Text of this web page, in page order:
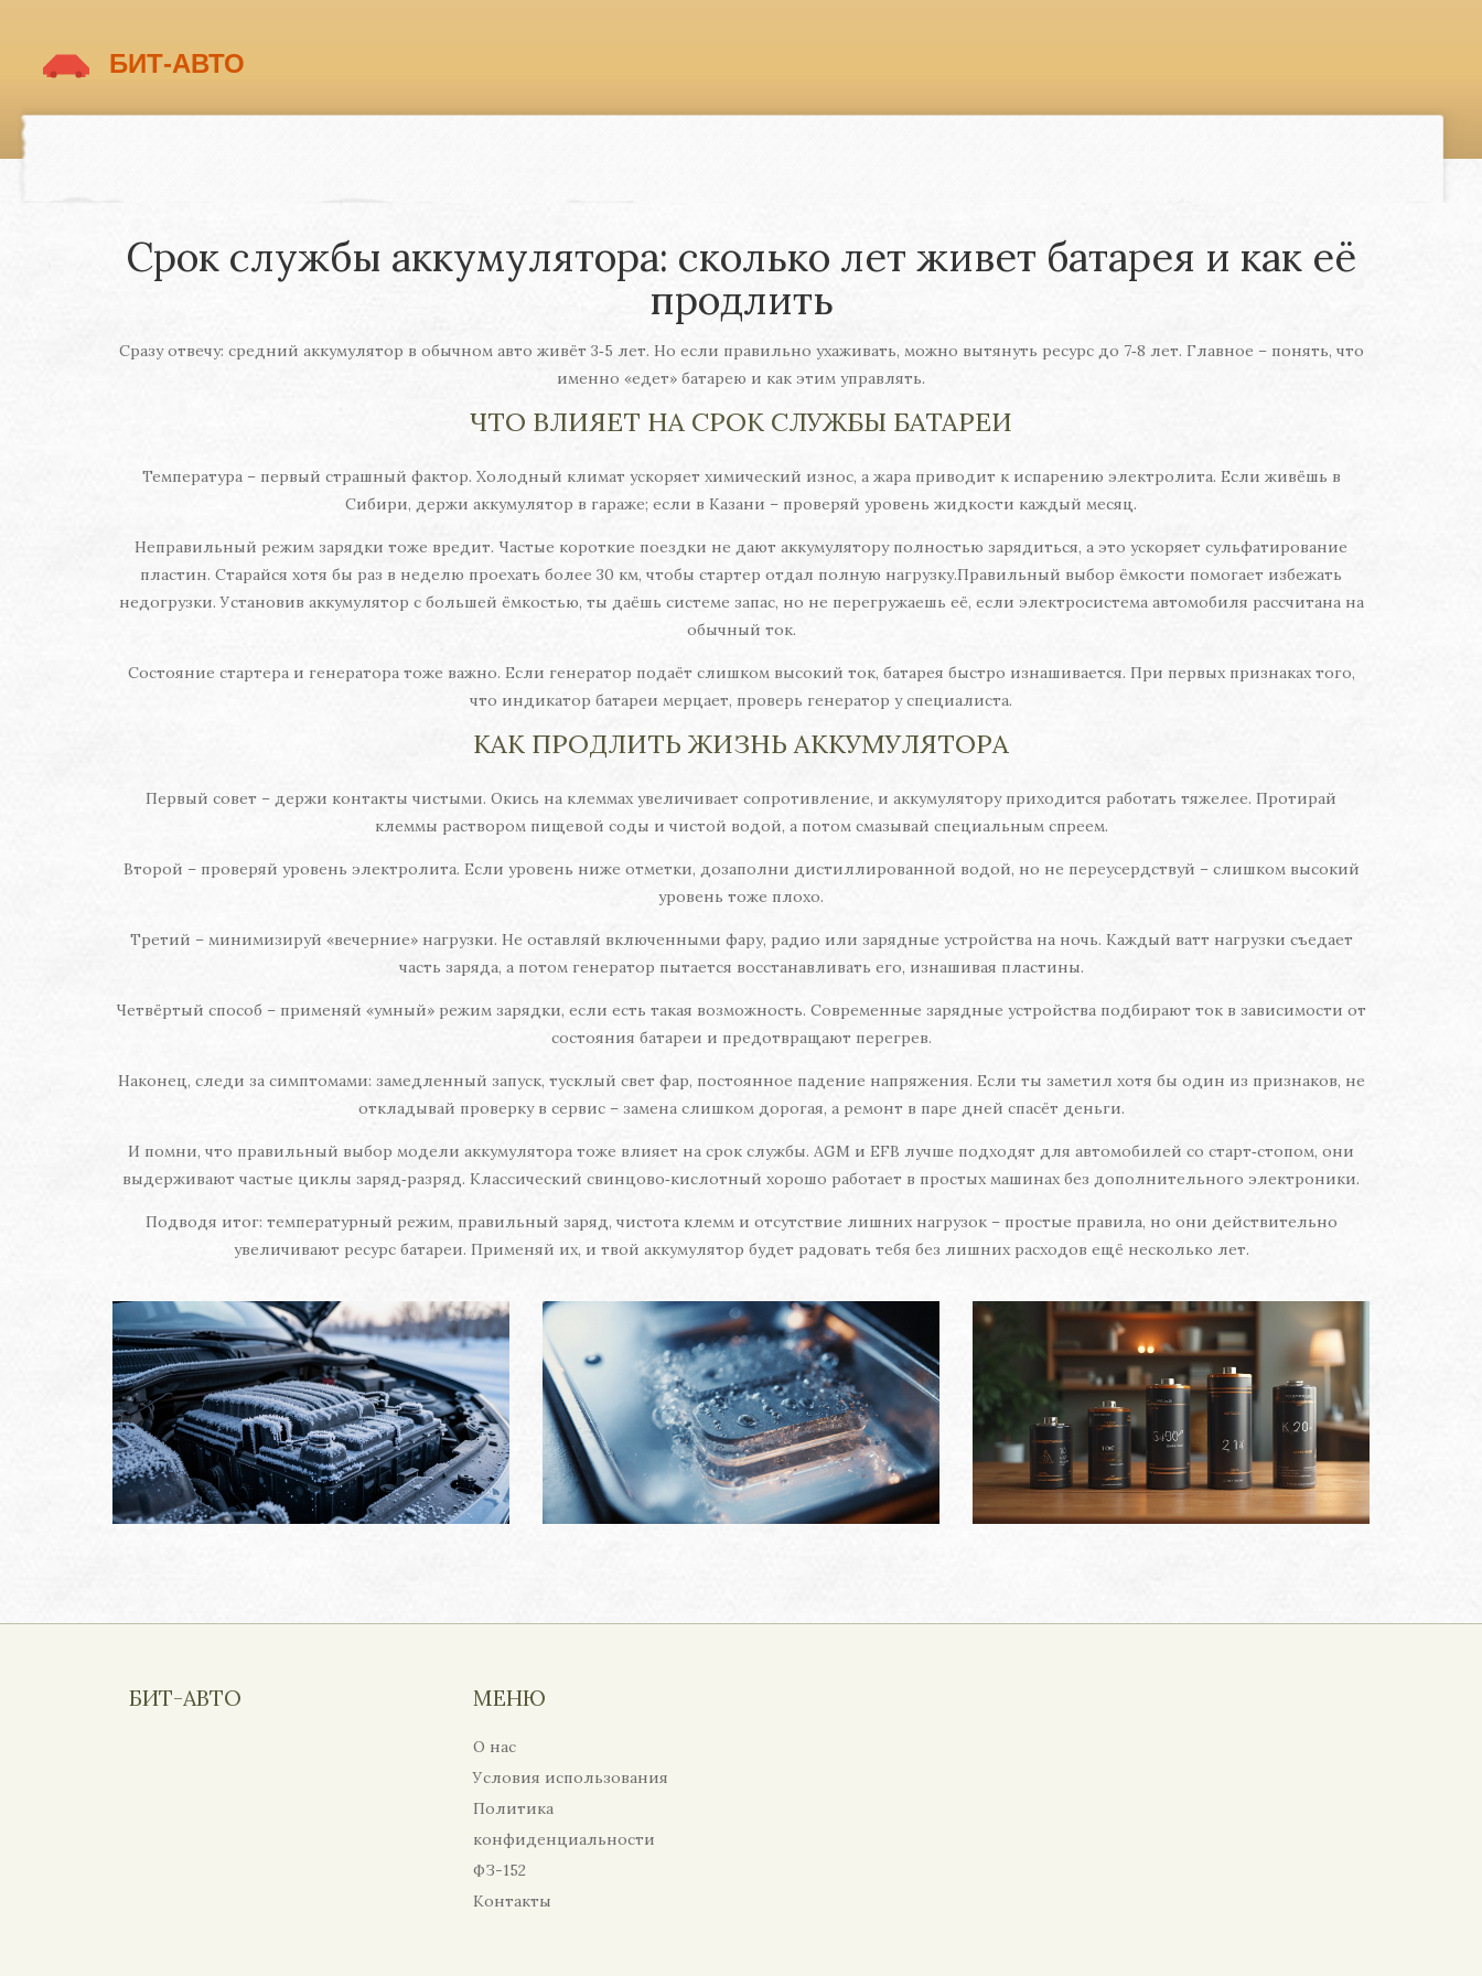
Срок службы аккумулятора: сколько лет живет батарея и как её
продлить
Сразу отвечу: средний аккумулятор в обычном авто живёт 3‑5 лет. Но если правильно ухаживать, можно вытянуть ресурс до 7‑8 лет. Главное – понять, что
именно «едет» батарею и как этим управлять.
ЧТО ВЛИЯЕТ НА СРОК СЛУЖБЫ БАТАРЕИ
Температура – первый страшный фактор. Холодный климат ускоряет химический износ, а жара приводит к испарению электролита. Если живёшь в
Сибири, держи аккумулятор в гараже; если в Казани – проверяй уровень жидкости каждый месяц.
Неправильный режим зарядки тоже вредит. Частые короткие поездки не дают аккумулятору полностью зарядиться, а это ускоряет сульфатирование
пластин. Старайся хотя бы раз в неделю проехать более 30 км, чтобы стартер отдал полную нагрузку.Правильный выбор ёмкости помогает избежать
недогрузки. Установив аккумулятор с большей ёмкостью, ты даёшь системе запас, но не перегружаешь её, если электросистема автомобиля рассчитана на
обычный ток.
Состояние стартера и генератора тоже важно. Если генератор подаёт слишком высокий ток, батарея быстро изнашивается. При первых признаках того,
что индикатор батареи мерцает, проверь генератор у специалиста.
КАК ПРОДЛИТЬ ЖИЗНЬ АККУМУЛЯТОРА
Первый совет – держи контакты чистыми. Окись на клеммах увеличивает сопротивление, и аккумулятору приходится работать тяжелее. Протирай
клеммы раствором пищевой соды и чистой водой, а потом смазывай специальным спреем.
Второй – проверяй уровень электролита. Если уровень ниже отметки, дозаполни дистиллированной водой, но не переусердствуй – слишком высокий
уровень тоже плохо.
Третий – минимизируй «вечерние» нагрузки. Не оставляй включенными фару, радио или зарядные устройства на ночь. Каждый ватт нагрузки съедает
часть заряда, а потом генератор пытается восстанавливать его, изнашивая пластины.
Четвёртый способ – применяй «умный» режим зарядки, если есть такая возможность. Современные зарядные устройства подбирают ток в зависимости от
состояния батареи и предотвращают перегрев.
Наконец, следи за симптомами: замедленный запуск, тусклый свет фар, постоянное падение напряжения. Если ты заметил хотя бы один из признаков, не
откладывай проверку в сервис – замена слишком дорогая, а ремонт в паре дней спасёт деньги.
И помни, что правильный выбор модели аккумулятора тоже влияет на срок службы. AGM и EFB лучше подходят для автомобилей со старт‑стопом, они
выдерживают частые циклы заряд‑разряд. Классический свинцово‑кислотный хорошо работает в простых машинах без дополнительного электроники.
Подводя итог: температурный режим, правильный заряд, чистота клемм и отсутствие лишних нагрузок – простые правила, но они действительно
увеличивают ресурс батареи. Применяй их, и твой аккумулятор будет радовать тебя без лишних расходов ещё несколько лет.
БИТ-АВТО МЕНЮ
О нас
Условия использования
Политика
конфиденциальности
ФЗ-152
Контакты